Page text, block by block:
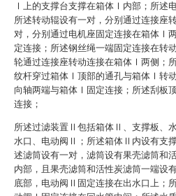
Ⅰ上的支撑台支撑在箱体Ⅰ内部；所述
所述转动辊设有一对，分别通过连接
对，分别通过电机座固定连接在箱体Ⅰ
定连接；所述钢丝绳一端固定连接在转
轮通过连接座转动连接在箱体Ⅰ两侧；
纹杆穿过箱体Ⅰ顶部的通孔与箱体Ⅰ转
向轴两端与箱体Ⅰ固定连接；所述刮板
连接；
所述过滤装置Ⅱ包括箱体Ⅱ、支撑板、
水口、电动阀Ⅱ；所述箱体Ⅱ内设有支
述滤筒设有一对，滤筒设有果壳滤筒和
内部，且果壳滤筒和活性炭滤筒一端设
底部，电动阀Ⅱ固定连接在出水口上；